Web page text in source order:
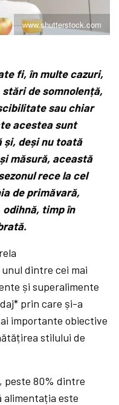
www.shutterstock.com
fi, în multe cazuri,
de somnolență,
sau chiar
acestea sunt
și, deși nu toată
măsură, această
rece la cel
de primăvară,
timp în
unul dintre cei mai
și superalimente
prin care și-a
importante obiective
stilului de
peste 80% dintre
alimentația este